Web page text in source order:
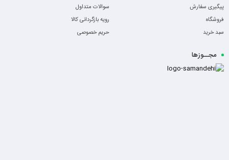
پیگیری سفارش
فروشگاه
سبد خرید
سوالات متداول
رویه بازگردانی کالا
حریم خصوصی
مجــوزها